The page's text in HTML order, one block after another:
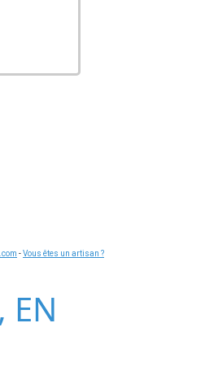
-Vous êtes un artisan ?
EN